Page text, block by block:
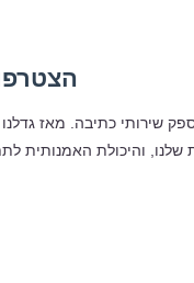
מילה בשנת 2002 כמשרד המספק
שלנו, והיכולת האמנותית